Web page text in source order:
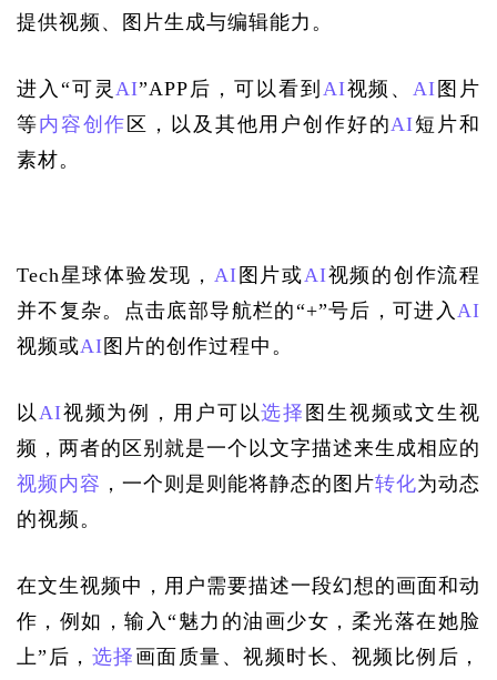
提供视频、图片生成与编辑能力。
进入“可灵AI”APP后，可以看到 AI视频、AI 图片
等内容创作 区，以及其他用户创作好的AI短片和
素材。
Tech星球体验发现， AI 图片或AI视频的创作流程
并不复杂。点击底部导航栏的“+”号后，可进入 AI
视频或AI 图片的创作过程中。
以AI视频为例，用户可以选择 图生视频或文生视
频，两者的区别就是一个以文字描述来生成相应的
视频内容 ，一个则是则能将静态的图片转化为动态
的视频。
在文生视频中，用户需要描述一段幻想的画面和动
作，例如，输入“魅力的油画少女，柔光落在她脸
上”后， 选择 画面质量、视频时长、视频比例后，